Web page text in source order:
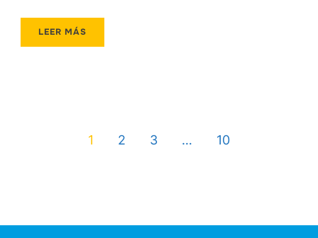
LEER MÁS
1 2 3 … 10